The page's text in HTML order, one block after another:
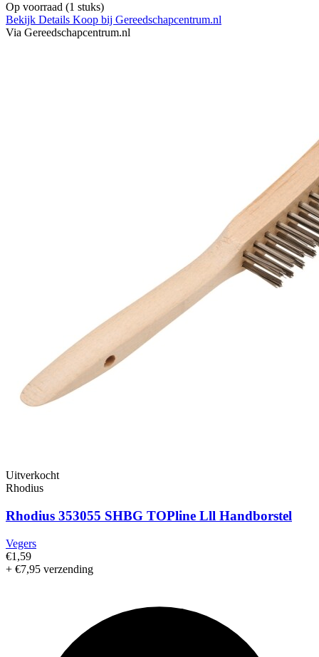
Op voorraad (1 stuks)
Bekijk Details Koop bij Gereedschapcentrum.nl
Via Gereedschapcentrum.nl
Uitverkocht
Rhodius
Rhodius 353055 SHBG TOPline Lll Handborstel
Vegers
€1,59
+ €7,95 verzending